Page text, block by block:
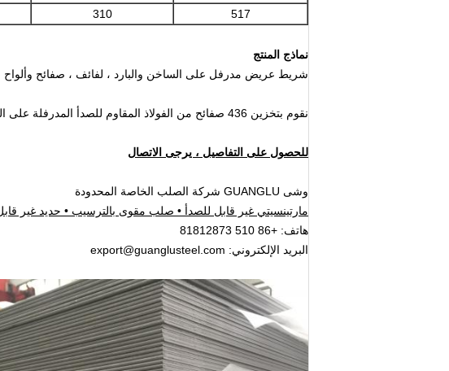
517
310
نماذج المنتج
شريط عريض مدرفل على الساخن والبارد ، لفائف ، صفائح
نقوم بتخزين 436 صفائح من الفولاذ المقاوم للصدأ المدرفلة على الساخن والبارد ، لوحة ، قطاع ولفائف.
للحصول على التفاصيل ، يرجى الاتصال
وشى GUANGLU شركة الصلب الخاصة المحدودة
مارتينسيتي غير قابل للصدأ • صلب مقوى بالترسيب • حديد غير
هاتف: +86 510 81812873
البريد الإلكتروني: export@guanglusteel.com